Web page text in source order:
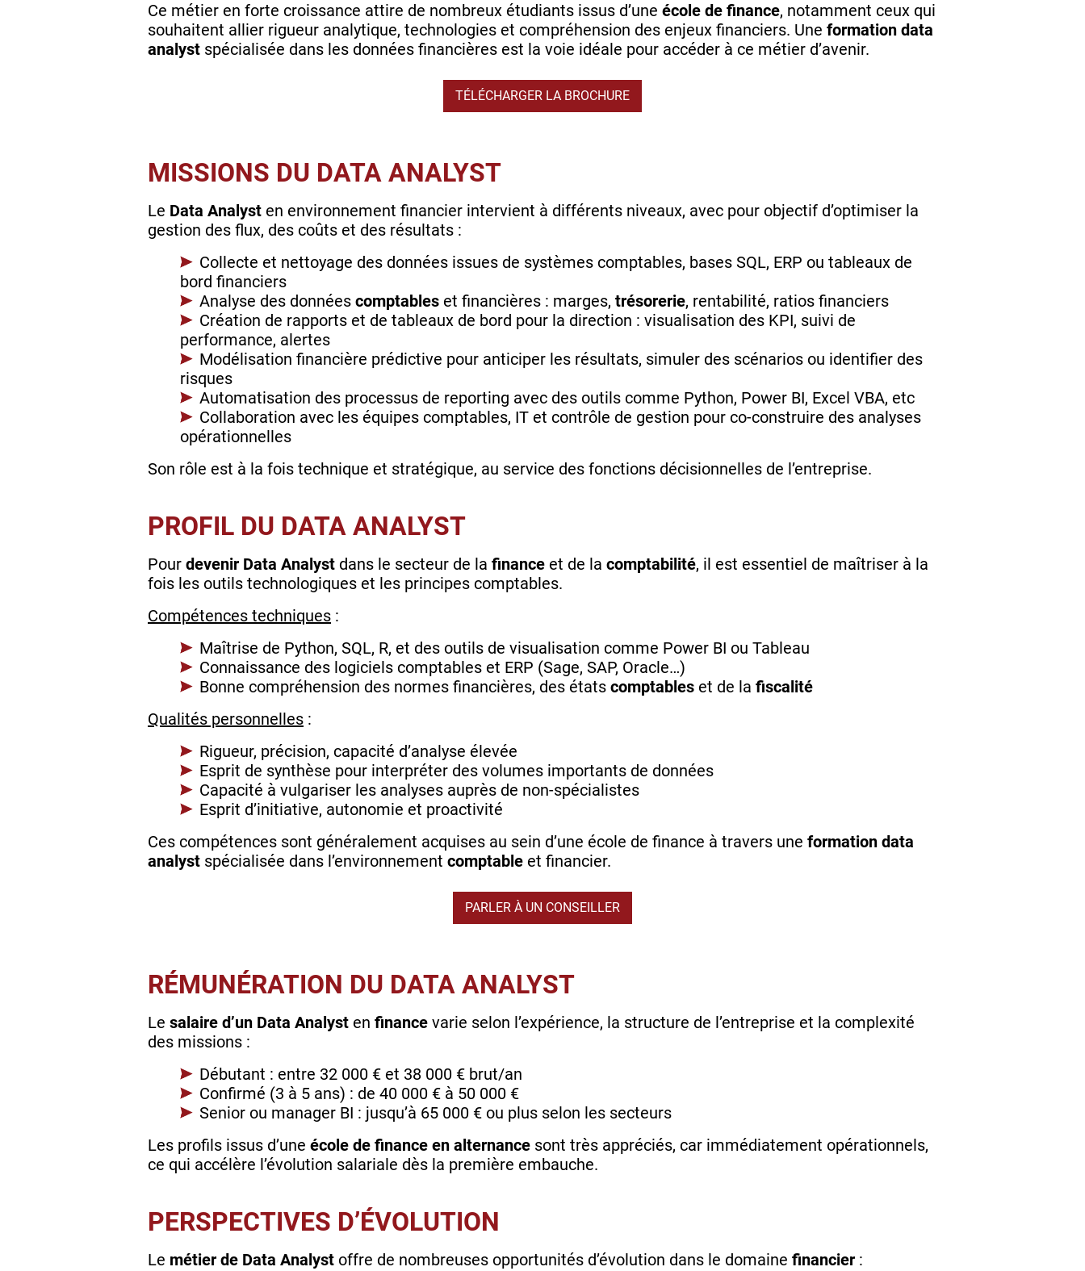
Ce métier en forte croissance attire de nombreux étudiants issus d’une école de finance, notamment ceux qui
souhaitent allier rigueur analytique, technologies et compréhension des enjeux financiers. Une formation data
analyst spécialisée dans les données financières est la voie idéale pour accéder à ce métier d’avenir.
TÉLÉCHARGER LA BROCHURE
MISSIONS DU DATA ANALYST
Le Data Analyst en environnement financier intervient à différents niveaux, avec pour objectif d’optimiser la
gestion des flux, des coûts et des résultats :
Collecte et nettoyage des données issues de systèmes comptables, bases SQL, ERP ou tableaux de
bord financiers
Analyse des données comptables et financières : marges, trésorerie, rentabilité, ratios financiers
Création de rapports et de tableaux de bord pour la direction : visualisation des KPI, suivi de
performance, alertes
Modélisation financière prédictive pour anticiper les résultats, simuler des scénarios ou identifier des
risques
Automatisation des processus de reporting avec des outils comme Python, Power BI, Excel VBA, etc
Collaboration avec les équipes comptables, IT et contrôle de gestion pour co-construire des analyses
opérationnelles
Son rôle est à la fois technique et stratégique, au service des fonctions décisionnelles de l’entreprise.
PROFIL DU DATA ANALYST
Pour devenir Data Analyst dans le secteur de la finance et de la comptabilité, il est essentiel de maîtriser à la
fois les outils technologiques et les principes comptables.
Compétences techniques :
Maîtrise de Python, SQL, R, et des outils de visualisation comme Power BI ou Tableau
Connaissance des logiciels comptables et ERP (Sage, SAP, Oracle…)
Bonne compréhension des normes financières, des états comptables et de la fiscalité
Qualités personnelles :
Rigueur, précision, capacité d’analyse élevée
Esprit de synthèse pour interpréter des volumes importants de données
Capacité à vulgariser les analyses auprès de non-spécialistes
Esprit d’initiative, autonomie et proactivité
Ces compétences sont généralement acquises au sein d’une école de finance à travers une formation data
analyst spécialisée dans l’environnement comptable et financier.
PARLER À UN CONSEILLER
RÉMUNÉRATION DU DATA ANALYST
Le salaire d’un Data Analyst en finance varie selon l’expérience, la structure de l’entreprise et la complexité
des missions :
Débutant : entre 32 000 € et 38 000 € brut/an
Confirmé (3 à 5 ans) : de 40 000 € à 50 000 €
Senior ou manager BI : jusqu’à 65 000 € ou plus selon les secteurs
Les profils issus d’une école de finance en alternance sont très appréciés, car immédiatement opérationnels,
ce qui accélère l’évolution salariale dès la première embauche.
PERSPECTIVES D’ÉVOLUTION
Le métier de Data Analyst offre de nombreuses opportunités d’évolution dans le domaine financier :